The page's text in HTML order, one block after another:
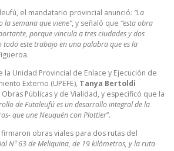
el mandatario provincial anunció: “La
la semana que viene”, y señaló que “esta obra
porque vincula a tres ciudades y dos
todo este trabajo en una palabra que es la
la Unidad Provincial de Enlace y Ejecución de
Externo (UPEFE), Tanya Bertoldi
Públicas y de Vialidad, y especificó que la
de Futaleufú es un desarrollo integral de la
que une Neuquén con Plottier”.
obras viales para dos rutas del
Nº 63 de Meliquina, de 19 kilómetros, y la ruta